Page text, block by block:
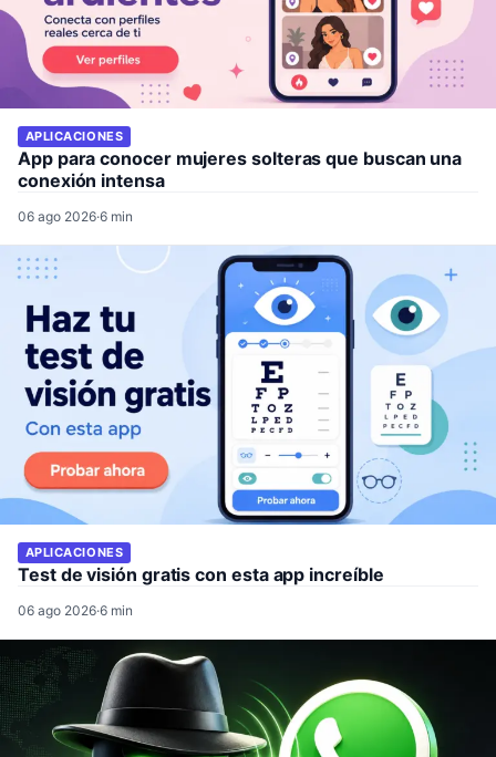
APLICACIONES
App para conocer mujeres solteras que buscan una
conexión intensa
06 ago 2026·6 min
APLICACIONES
Test de visión gratis con esta app increíble
06 ago 2026·6 min